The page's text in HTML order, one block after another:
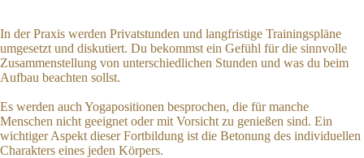
In der Praxis werden Privatstunden und langfristige Trainingspläne
umgesetzt und diskutiert. Du bekommst ein Gefühl für die sinnvolle
Zusammenstellung von unterschiedlichen Stunden und was du beim
Aufbau beachten sollst.
Es werden auch Yogapositionen besprochen, die für manche
Menschen nicht geeignet oder mit Vorsicht zu genießen sind. Ein
wichtiger Aspekt dieser Fortbildung ist die Betonung des individuellen
Charakters eines jeden Körpers.